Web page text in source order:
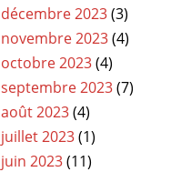
décembre 2023(3)
novembre 2023(4)
octobre 2023(4)
septembre 2023(7)
août 2023(4)
juillet 2023(1)
juin 2023(11)